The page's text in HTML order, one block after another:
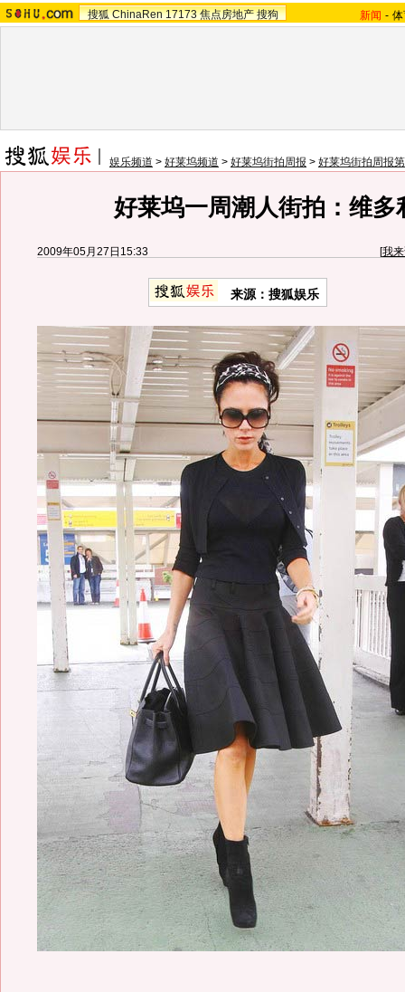
搜狐 ChinaRen 17173 焦点房地产 搜狗 新闻 -
娱乐频道 > 好莱坞频道 > 好莱坞街拍周报 > 好莱坞街拍周报
好莱坞一周潮人街拍：维多
2009年05月27日15:33 [我
来源： 搜狐娱乐